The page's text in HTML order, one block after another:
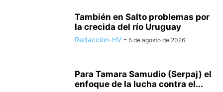
También en Salto problemas por
la crecida del río Uruguay
Redaccion-HV - 5 de agosto de 2026
Para Tamara Samudio (Serpaj) el
enfoque de la lucha contra el...